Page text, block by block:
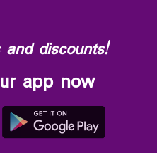
discounts!
app now